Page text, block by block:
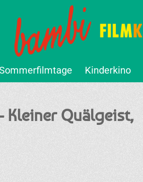
Kinderkino
Kleiner Quälgeist,